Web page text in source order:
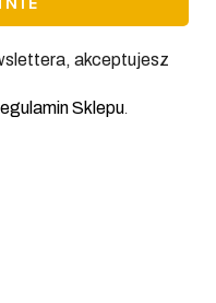
akceptujesz
Sklepu